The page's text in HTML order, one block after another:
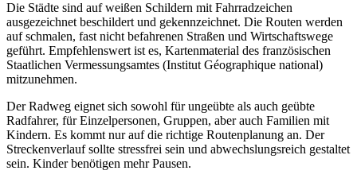
Die Städte sind auf weißen Schildern mit Fahrradzeichen
ausgezeichnet beschildert und gekennzeichnet. Die Routen werden
auf schmalen, fast nicht befahrenen Straßen und Wirtschaftswege
geführt. Empfehlenswert ist es, Kartenmaterial des französischen
Staatlichen Vermessungsamtes (Institut Géographique national)
mitzunehmen.
Der Radweg eignet sich sowohl für ungeübte als auch geübte
Radfahrer, für Einzelpersonen, Gruppen, aber auch Familien mit
Kindern. Es kommt nur auf die richtige Routenplanung an. Der
Streckenverlauf sollte stressfrei sein und abwechslungsreich gestaltet
sein. Kinder benötigen mehr Pausen.